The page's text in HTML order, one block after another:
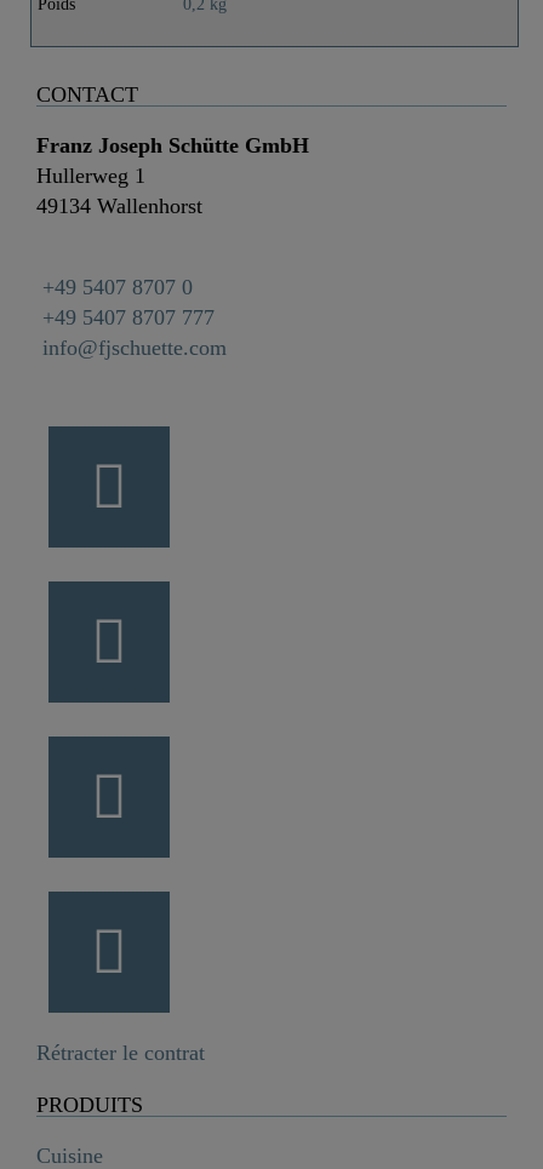
Poids 0,2 kg
CONTACT
Franz Joseph Schütte GmbH
Hullerweg 1
49134 Wallenhorst
+49 5407 8707 0
+49 5407 8707 777
info@fjschuette.com
Rétracter le contrat
PRODUITS
Cuisine